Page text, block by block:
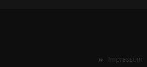
Impressum